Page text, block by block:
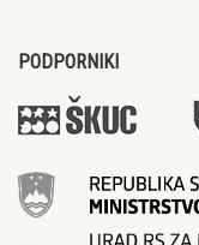
PODPORNIKI